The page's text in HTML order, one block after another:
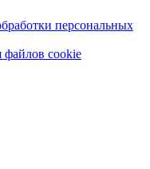
персональных
файлов cookie